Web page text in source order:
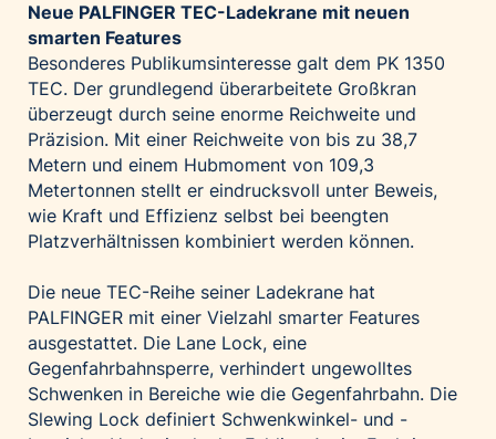
Neue PALFINGER TEC-Ladekrane mit neuen
smarten Features
Besonderes Publikumsinteresse galt dem PK 1350
TEC. Der grundlegend überarbeitete Großkran
überzeugt durch seine enorme Reichweite und
Präzision. Mit einer Reichweite von bis zu 38,7
Metern und einem Hubmoment von 109,3
Metertonnen stellt er eindrucksvoll unter Beweis,
wie Kraft und Effizienz selbst bei beengten
Platzverhältnissen kombiniert werden können.
Die neue TEC-Reihe seiner Ladekrane hat
PALFINGER mit einer Vielzahl smarter Features
ausgestattet. Die Lane Lock, eine
Gegenfahrbahnsperre, verhindert ungewolltes
Schwenken in Bereiche wie die Gegenfahrbahn. Die
Slewing Lock definiert Schwenkwinkel- und -